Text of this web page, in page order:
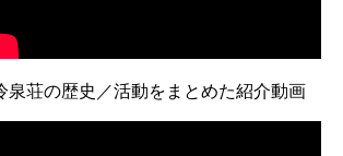
泉荘の歴史／活動をまとめた紹介動画